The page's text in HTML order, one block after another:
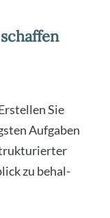
Sie
Auf­ga­ben
zu behal­